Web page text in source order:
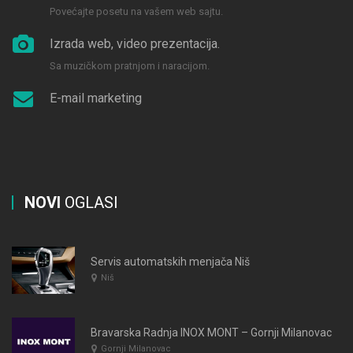
Povećajte posetu na vašem web sajtu.
Izrada web, video prezentacija.
Sa muzičkom pratnjom i naracijom.
E-mail marketing
NOVI OGLASI
Servis automatskih menjača Niš
Niš
Bravarska Radnja INOX MONT – Gornji Milanovac
Gornji Milanovac